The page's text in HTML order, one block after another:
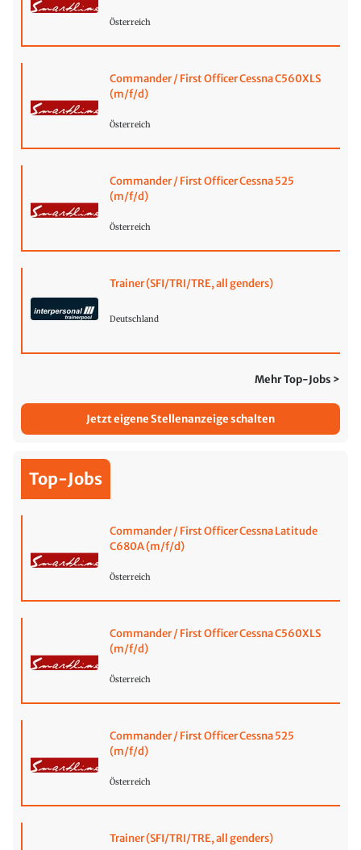
Österreich
Commander / First Officer Cessna C560XLS
(m/f/d)
Österreich
Commander / First Officer Cessna 525
(m/f/d)
Österreich
Trainer (SFI/TRI/TRE, all genders)
Deutschland
Mehr Top-Jobs >
Jetzt eigene Stellenanzeige schalten
Top-Jobs
Commander / First Officer Cessna Latitude
C680A (m/f/d)
Österreich
Commander / First Officer Cessna C560XLS
(m/f/d)
Österreich
Commander / First Officer Cessna 525
(m/f/d)
Österreich
Trainer (SFI/TRI/TRE, all genders)